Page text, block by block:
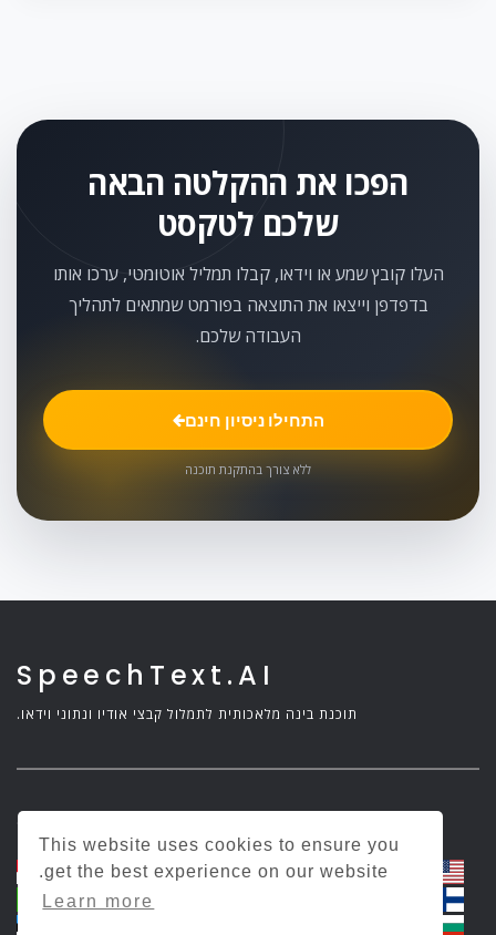
This website uses cookies to ensure you
get the best experience on our website.
Learn more
הפכו את ההקלטה הבאה
שלכם לטקסט
העלו קובץ שמע או וידאו, קבלו תמליל אוטומטי, ערכו אותו
בדפדפן וייצאו את התוצאה בפורמט שמתאים לתהליך
העבודה שלכם.
התחילו ניסיון חינם
ללא צורך בהתקנת תוכנה
SpeechText.AI
תוכנת בינה מלאכותית לתמלול קבצי אודיו ונתוני וידאו.